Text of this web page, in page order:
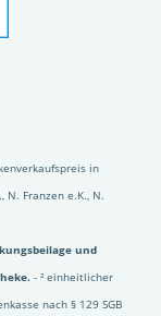
in
N. Franzen e.K., N.
und
- ² einheitlicher
nach § 129 SGB